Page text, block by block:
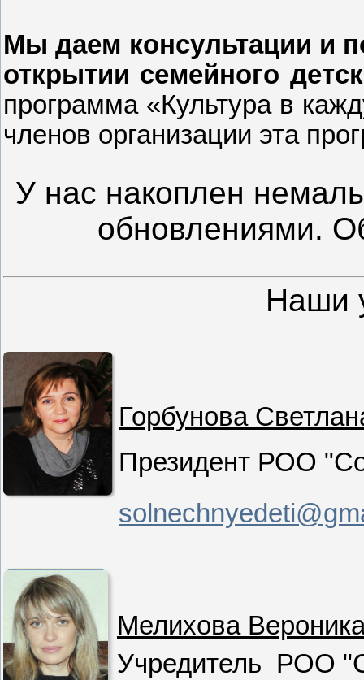
Мы даем консультации и
открытии семейного
программа «Культура в
членов организации эта
У нас накоплен
обновлениями.
Наши
Горбунова
Президент РОО
Мелихова
Учредитель РОО